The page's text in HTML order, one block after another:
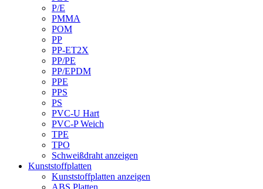
P/E
PMMA
POM
PP
PP-ET2X
PP/PE
PP/EPDM
PPE
PPS
PS
PVC-U Hart
PVC-P Weich
TPE
TPO
Schweißdraht anzeigen
Kunststoffplatten
Kunststoffplatten anzeigen
ABS Platten